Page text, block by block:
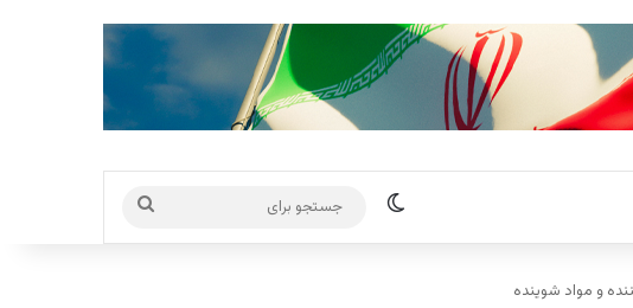
تغییر پوسته
برای
و مواد شوینده